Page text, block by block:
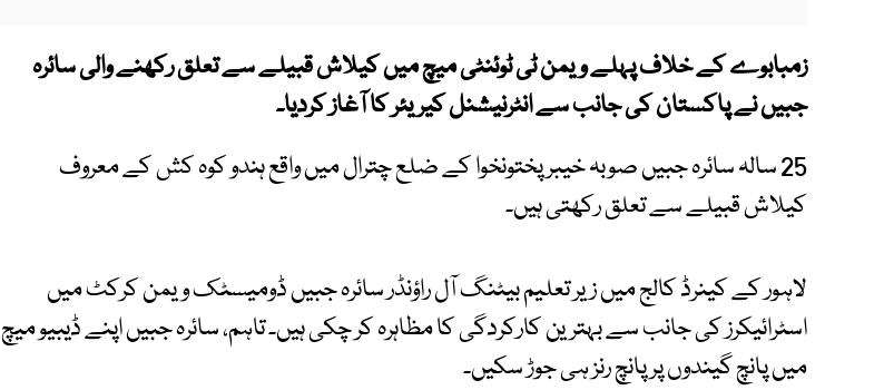
زمبابوے کے خلاف پہلے ویمن ٹی ٹوئنٹی میچ میں کیلاش قبیلے سے تعلق رکھنے والی سائرہ
جبیں نے پاکستان کی جانب سے انٹرنیشنل کیریئر کا آغاز کردیا۔
25 سالہ سائرہ جبیں صوبہ خیبر پختونخوا کے ضلع چترال میں واقع ہندو کوہ کش کے معروف
کیلاش قبیلے سے تعلق رکھتی ہیں۔
لاہور کے کینرڈ کالج میں زیر تعلیم بیٹنگ آل راؤنڈر سائرہ جبیں ڈومیسٹک ویمن کرکٹ میں
اسٹرائیکرز کی جانب سے بہترین کارکردگی کا مظاہرہ کر چکی ہیں۔ تاہم، سائرہ جبیں اپنے ڈیبیو میچ
میں پانچ گیندوں پر پانچ رنز ہی جوڑ سکیں۔